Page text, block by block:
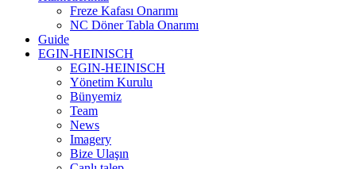
Freze Kafası Onarımı
NC Döner Tabla Onarımı
Guide
EGIN-HEINISCH
EGIN-HEINISCH
Yönetim Kurulu
Bünyemiz
Team
News
Imagery
Bize Ulaşın